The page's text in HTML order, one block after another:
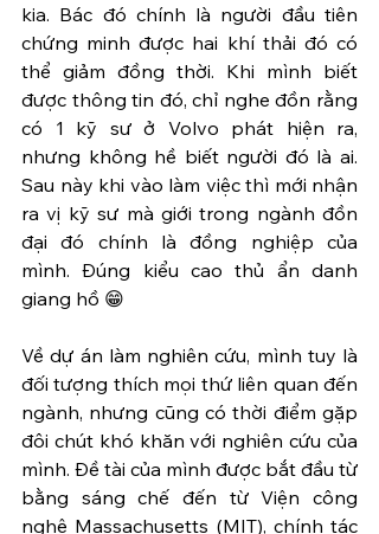
kia. Bác đó chính là người đầu tiên
chứng minh được hai khí thải đó có
thể giảm đồng thời. Khi mình biết
được thông tin đó, chỉ nghe đồn rằng
có 1 kỹ sư ở Volvo phát hiện ra,
nhưng không hề biết người đó là ai.
Sau này khi vào làm việc thì mới nhận
ra vị kỹ sư mà giới trong ngành đồn
đại đó chính là đồng nghiệp của
mình. Đúng kiểu cao thủ ẩn danh
giang hồ 😁
Về dự án làm nghiên cứu, mình tuy là
đối tượng thích mọi thứ liên quan đến
ngành, nhưng cũng có thời điểm gặp
đôi chút khó khăn với nghiên cứu của
mình. Đề tài của mình được bắt đầu từ
bằng sáng chế đến từ Viện công
nghệ Massachusetts (MIT), chính tác